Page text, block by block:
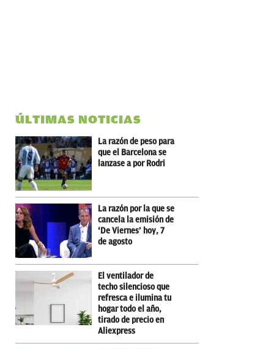
ÚLTIMAS NOTICIAS
La razón de peso para
que el Barcelona se
lanzase a por Rodri
La razón por la que se
cancela la emisión de
‘De Viernes’ hoy, 7
de agosto
El ventilador de
techo silencioso que
refresca e ilumina tu
hogar todo el año,
tirado de precio en
Aliexpress